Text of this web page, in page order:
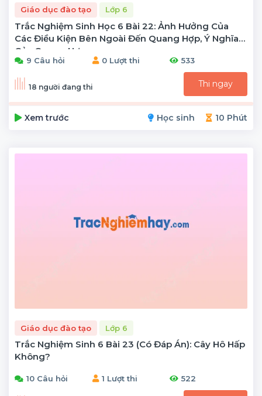
Giáo dục đào tạo Lớp 6
Trắc Nghiệm Sinh Học 6 Bài 22: Ảnh Hưởng Của
Các Điều Kiện Bên Ngoài Đến Quang Hợp, Ý Nghĩa
Của Quang Hợp
9 Câu hỏi 0 Lượt thi 533
18 người đang thi Thi ngay
Xem trước Học sinh 10 Phút
Giáo dục đào tạo Lớp 6
Trắc Nghiệm Sinh 6 Bài 23 (có Đáp Án): Cây Hô Hấp
Không?
10 Câu hỏi 1 Lượt thi 522